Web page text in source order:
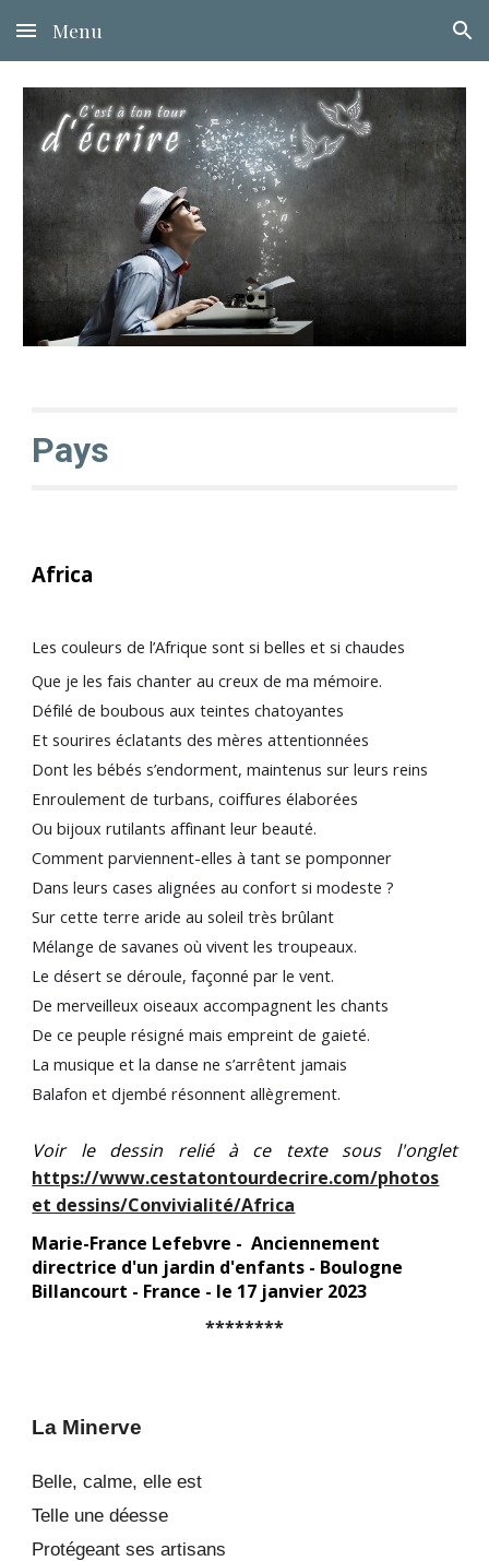
Skip to main content Skip to navigation
Menu
Pays
Africa
Les couleurs de l’Afrique sont si belles et si chaudes
Que je les fais chanter au creux de ma mémoire.
Défilé de boubous aux teintes chatoyantes
Et sourires éclatants des mères attentionnées
Dont les bébés s’endorment, maintenus sur leurs reins
Enroulement de turbans, coiffures élaborées
Ou bijoux rutilants affinant leur beauté.
Comment parviennent-elles à tant se pomponner
Dans leurs cases alignées au confort si modeste ?
Sur cette terre aride au soleil très brûlant
Mélange de savanes où vivent les troupeaux.
Le désert se déroule, façonné par le vent.
De merveilleux oiseaux accompagnent les chants
De ce peuple résigné mais empreint de gaieté.
La musique et la danse ne s’arrêtent jamais
Balafon et djembé résonnent allègrement.
Voir le dessin relié à ce texte sous l'onglet
https://www.cestatontourdecrire.com/photos
et dessins/Convivialité/Africa
Marie-France Lefebvre - Anciennement
directrice d'un jardin d'enfants - Boulogne
Billancourt - France - le 17 janvier 2023
********
La Minerve
Belle, calme, elle est
Telle une déesse
Protégeant ses artisans